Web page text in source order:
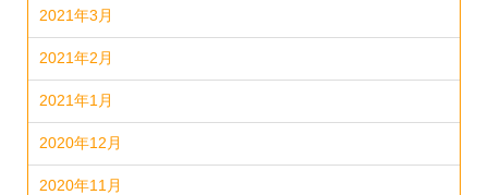
2021年3月
2021年2月
2021年1月
2020年12月
2020年11月